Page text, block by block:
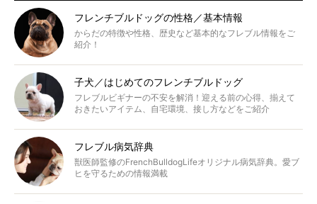
フレンチブルドッグの性格／基本情報
からだの特徴や性格、歴史など基本的なフレブル情報をご
紹介！
子犬／はじめてのフレンチブルドッグ
フレブルビギナーの不安を解消！迎える前の心得、揃えて
おきたいアイテム、自宅環境、接し方などをご紹介
フレブル病気辞典
獣医師監修のFrenchBulldogLifeオリジナル病気辞典。愛ブ
ヒを守るための情報満載